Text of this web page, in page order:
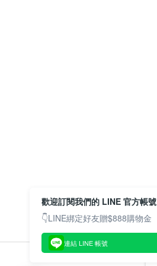
歡迎訂閱我們的 LINE 官方帳號
👇LINE綁定好友贈$888購物金
連結 LINE 帳號